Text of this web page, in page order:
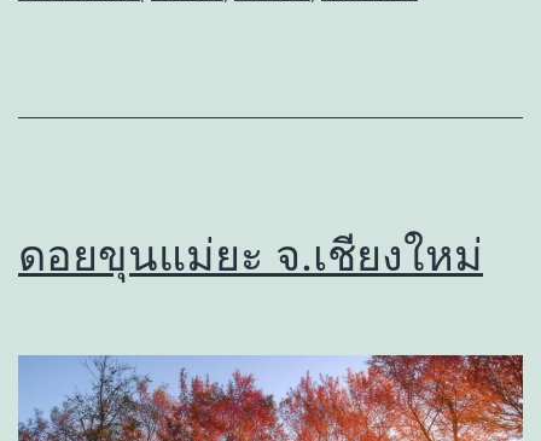
ดอยขุนแม่ยะ จ.เชียงใหม่